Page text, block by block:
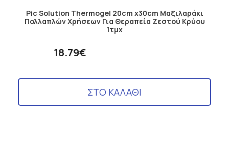
Pic Solution Thermogel 20cm x30cm Μαξιλαράκι
Πολλαπλών Χρήσεων Για Θεραπεία Ζεστού Κρύου
1τμχ
18.79€
ΣΤΟ ΚΑΛΑΘΙ